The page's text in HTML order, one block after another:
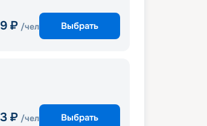
₽ /чел Выбрать
₽ /чел Выбрать